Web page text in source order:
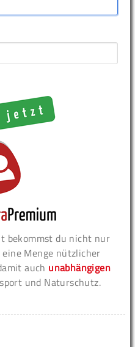
bekommst du nicht nur
Menge nützlicher
auch unabhängigen
und Naturschutz.